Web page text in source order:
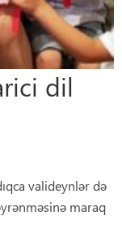
dil
valideynlər də
maraq